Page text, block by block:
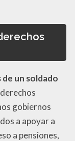
un soldado
gobiernos
a apoyar a
a pensiones,